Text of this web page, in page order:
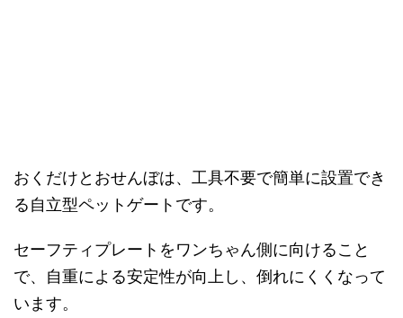
おくだけとおせんぼは、工具不要で簡単に設置でき
る自立型ペットゲートです。
セーフティプレートをワンちゃん側に向けること
で、自重による安定性が向上し、倒れにくくなって
います。